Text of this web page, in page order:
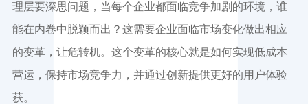
理层要深思问题，当每个企业都面临竞争加剧的环境，谁
能在内卷中脱颖而出？这需要企业面临市场变化做出相应
的变革，让危转机。这个变革的核心就是如何实现低成本
营运，保持市场竞争力，并通过创新提供更好的用户体验
获。